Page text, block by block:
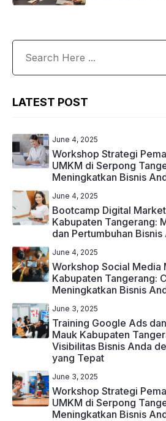
Search
LATEST POST
June 4, 2025
Workshop Strategi
UMKM di Serpong
Meningkatkan Bisnis
June 4, 2025
Bootcamp Digital
Kabupaten Tangerang:
dan Pertumbuhan
June 4, 2025
Workshop Social Media
Kabupaten Tangerang:
Meningkatkan Bisnis
June 3, 2025
Training Google Ads
Mauk Kabupaten
Visibilitas Bisnis Anda
yang Tepat
June 3, 2025
Workshop Strategi
UMKM di Serpong
Meningkatkan Bisnis